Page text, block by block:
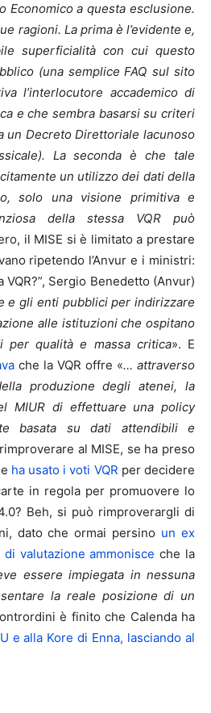
Economico a questa esclusione.
ragioni. La prima è l’evidente e,
superficialità con cui questo
(una semplice FAQ sul sito
l’interlocutore accademico di
e che sembra basarsi su criteri
un Decreto Direttoriale lacunoso
La seconda è che tale
un utilizzo dei dati della
solo una visione primitiva e
della stessa VQR può
il MISE si è limitato a prestare
ripetendo l’Anvur e i ministri:
VQR?”, Sergio Benedetto (Anvur)
e gli enti pubblici per indirizzare
alle istituzioni che ospitano
per qualità e massa critica». E
che la VQR offre «… attraverso
produzione degli atenei, la
MIUR di effettuare una policy
basata su dati attendibili e
al MISE, se ha preso
ha usato i voti VQR per decidere
in regola per promuovere lo
Beh, si può rimproverargli di
dato che ormai persino un ex
di valutazione ammonisce che la
essere impiegata in nessuna
la reale posizione di un
è finito che Calenda ha
e alla Kore di Enna, lasciando al